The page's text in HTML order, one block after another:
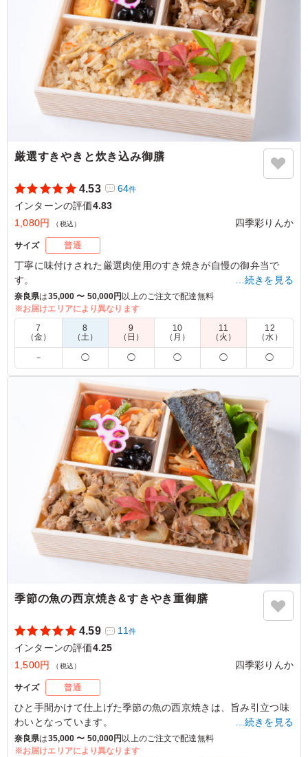
ご利用シーン：懇親会›インターン
大阪府大阪市北区芝田2022/12/18
厳選すきやきと炊き込み御膳
4.53 64件
インターンの評価4.83
1,080円
（税込） 四季彩りんか
サイズ 普通
丁寧に味付けされた厳選肉使用のすき焼きが自慢の御弁当で
す。
料理人手製の副菜と共にお楽しみください！
5.0
食べ盛りの男子大学生は１０分ほどですぐ食べきれる量で
す。 ただ質が良いので全体としてはかなり高評価のお弁
当です。 またお願いしますので、引き続き何卒宜しくお
願いいたします。
ご利用シーン：懇親会›インターン
大阪府大阪市北区芝田2022/11/10
…続きを見る
奈良県は35,000 〜 50,000円以上のご注文で配達無料
※お届けエリアにより異なります
7
（金）
8
（土）
9
（日）
10
（月）
11
（火）
12
（水）
－ ◯ ◯ ◯ ◯ ◯
季節の魚の西京焼き&すきやき重御膳
4.59 11件
インターンの評価4.25
1,500円
（税込） 四季彩りんか
サイズ 普通
ひと手間かけて仕上げた季節の魚の西京焼きは、旨み引立つ味
わいとなっています。
厳選肉を使用したすき焼き重と共にお楽しみください。
…続きを見る
奈良県は35,000 〜 50,000円 以上のご注文で配達無料
※お届けエリアにより異なります